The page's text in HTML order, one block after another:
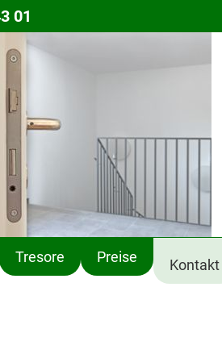
01
Tresore Preise Kontakt